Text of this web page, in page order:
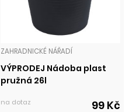
ZAHRADNICKÉ NÁŘADÍ
VÝPRODEJ Nádoba plast
pružná 26l
na dotaz 99 Kč